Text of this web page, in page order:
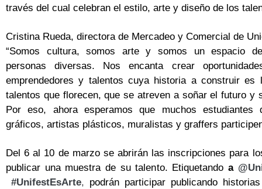
través del cual celebran el estilo, arte y diseño de los
Cristina Rueda, directora de Mercadeo y Comercial de
“Somos cultura, somos arte y somos un espacio
personas diversas. Nos encanta crear
emprendedores y talentos cuya historia a construir
talentos que florecen, que se atreven a soñar el futuro y
Por eso, ahora esperamos que muchos estudiantes
gráficos, artistas plásticos, muralistas y graffers
Del 6 al 10 de marzo se abrirán las inscripciones para
publicar una muestra de su talento. Etiquetando a
#UnifestEsArte, podrán participar publicando